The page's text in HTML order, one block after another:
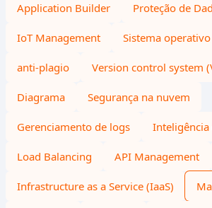
Application Builder Proteção de
IoT Management Sistema operativo
anti-plagio Version control system
Diagrama Segurança na nuvem
Gerenciamento de logs Inteligência
Load Balancing API Management
Infrastructure as a Service (IaaS)